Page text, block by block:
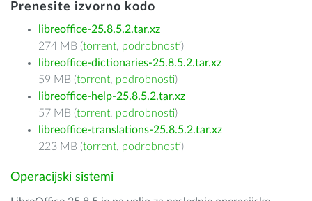
Prenesite izvorno kodo
libreoffice-25.8.5.2.tar.xz
274 MB (torrent, podrobnosti)
libreoffice-dictionaries-25.8.5.2.tar.xz
59 MB (torrent, podrobnosti)
libreoffice-help-25.8.5.2.tar.xz
57 MB (torrent, podrobnosti)
libreoffice-translations-25.8.5.2.tar.xz
223 MB (torrent, podrobnosti)
Operacijski sistemi